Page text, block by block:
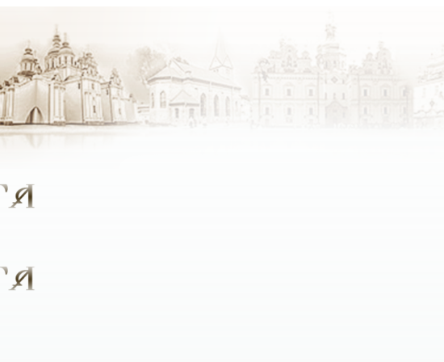
стали ближче до Бога, який був би цікавим людям різних конфесій.